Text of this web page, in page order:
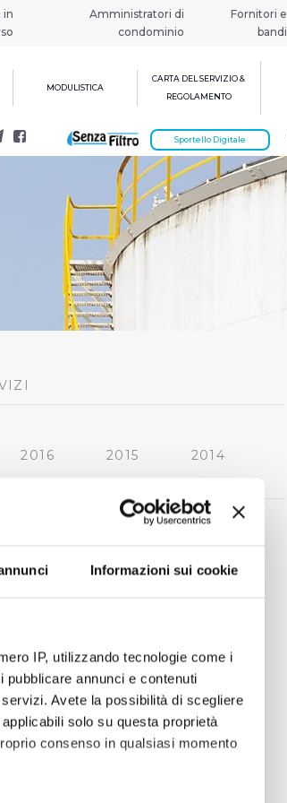
Informazioni sui cookie
IP, utilizzando tecnologie come i
annunci e contenuti
Avete la possibilità di scegliere
solo su questa proprietà
consenso in qualsiasi momento
in
Amministratori di
condominio
Fornitori e
bandi
MODULISTICA
CARTA DEL SERVIZIO &
REGOLAMENTO
Sportello Digitale
2016 2015
2014